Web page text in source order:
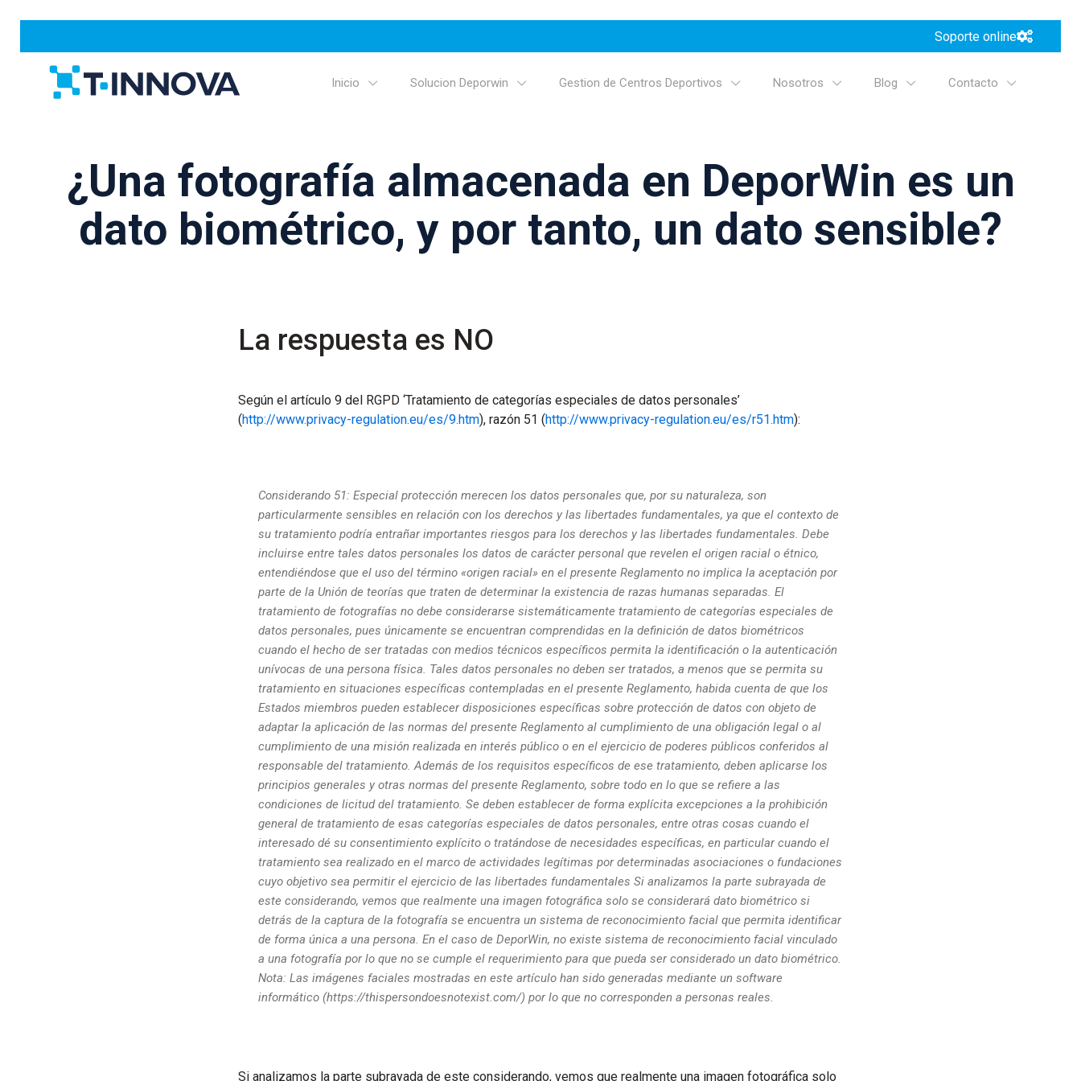
Soporte online
Inicio Solucion Deporwin Gestion de Centros Deportivos Nosotros Blog Contacto
¿Una fotografía almacenada en DeporWin es un
dato biométrico, y por tanto, un dato sensible?
La respuesta es NO
Según el artículo 9 del RGPD ‘Tratamiento de categorías especiales de datos personales’
(http://www.privacy-regulation.eu/es/9.htm), razón 51 (http://www.privacy-regulation.eu/es/r51.htm):
Considerando 51: Especial protección merecen los datos personales que, por su naturaleza, son
particularmente sensibles en relación con los derechos y las libertades fundamentales, ya que el contexto de
su tratamiento podría entrañar importantes riesgos para los derechos y las libertades fundamentales. Debe
incluirse entre tales datos personales los datos de carácter personal que revelen el origen racial o étnico,
entendiéndose que el uso del término «origen racial» en el presente Reglamento no implica la aceptación por
parte de la Unión de teorías que traten de determinar la existencia de razas humanas separadas. El
tratamiento de fotografías no debe considerarse sistemáticamente tratamiento de categorías especiales de
datos personales, pues únicamente se encuentran comprendidas en la definición de datos biométricos
cuando el hecho de ser tratadas con medios técnicos específicos permita la identificación o la autenticación
unívocas de una persona física. Tales datos personales no deben ser tratados, a menos que se permita su
tratamiento en situaciones específicas contempladas en el presente Reglamento, habida cuenta de que los
Estados miembros pueden establecer disposiciones específicas sobre protección de datos con objeto de
adaptar la aplicación de las normas del presente Reglamento al cumplimiento de una obligación legal o al
cumplimiento de una misión realizada en interés público o en el ejercicio de poderes públicos conferidos al
responsable del tratamiento. Además de los requisitos específicos de ese tratamiento, deben aplicarse los
principios generales y otras normas del presente Reglamento, sobre todo en lo que se refiere a las
condiciones de licitud del tratamiento. Se deben establecer de forma explícita excepciones a la prohibición
general de tratamiento de esas categorías especiales de datos personales, entre otras cosas cuando el
interesado dé su consentimiento explícito o tratándose de necesidades específicas, en particular cuando el
tratamiento sea realizado en el marco de actividades legítimas por determinadas asociaciones o fundaciones
cuyo objetivo sea permitir el ejercicio de las libertades fundamentales Si analizamos la parte subrayada de
este considerando, vemos que realmente una imagen fotográfica solo se considerará dato biométrico si
detrás de la captura de la fotografía se encuentra un sistema de reconocimiento facial que permita identificar
de forma única a una persona. En el caso de DeporWin, no existe sistema de reconocimiento facial vinculado
a una fotografía por lo que no se cumple el requerimiento para que pueda ser considerado un dato biométrico.
Nota: Las imágenes faciales mostradas en este artículo han sido generadas mediante un software
informático (https://thispersondoesnotexist.com/) por lo que no corresponden a personas reales.
Si analizamos la parte subrayada de este considerando, vemos que realmente una imagen fotográfica solo